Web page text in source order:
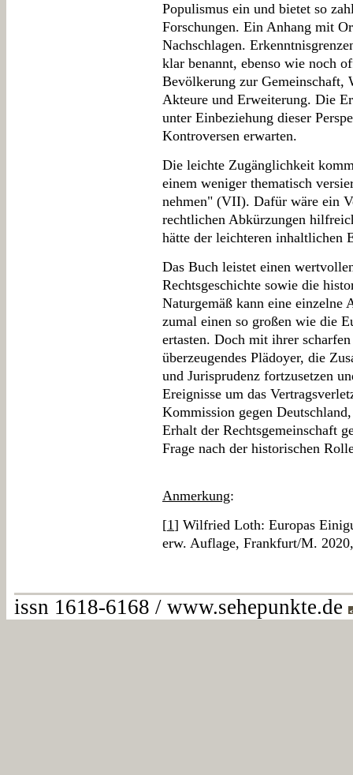
Populismus ein und bietet so
Forschungen. Ein Anhang mit
Nachschlagen.
klar benannt, ebenso wie noch
Bevölkerung zur Gemeinschaft,
Akteure und Erweiterung. Die
unter Einbeziehung dieser
Kontroversen erwarten.
Die leichte Zugänglichkeit
einem weniger thematisch
nehmen" (VII). Dafür wäre ein
rechtlichen Abkürzungen
hätte der leichteren inhaltlichen
Das Buch leistet einen
Rechtsgeschichte sowie die
Naturgemäß kann eine einzelne
zumal einen so großen wie die
ertasten. Doch mit ihrer
überzeugendes Plädoyer, die
und Jurisprudenz fortzusetzen
Ereignisse um das
Kommission gegen
Erhalt der Rechtsgemeinschaft
Frage nach der historischen
Anmerkung:
[1] Wilfried Loth: Europas
erw. Auflage, Frankfurt/M.
issn 1618-6168 / www.sehepunkte.de